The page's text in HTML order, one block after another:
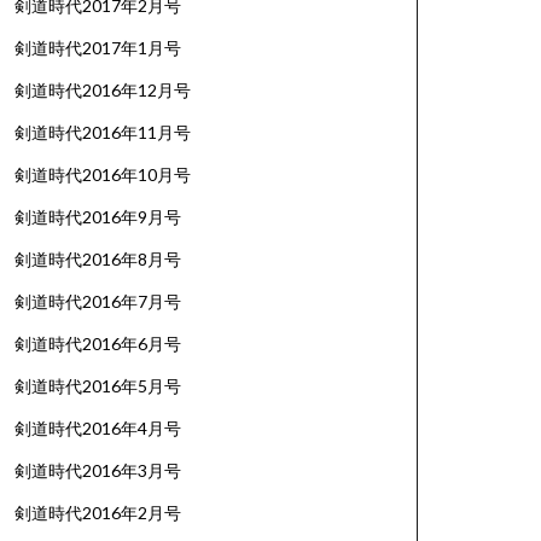
剣道時代2017年2月号
剣道時代2017年1月号
剣道時代2016年12月号
剣道時代2016年11月号
剣道時代2016年10月号
剣道時代2016年9月号
剣道時代2016年8月号
剣道時代2016年7月号
剣道時代2016年6月号
剣道時代2016年5月号
剣道時代2016年4月号
剣道時代2016年3月号
剣道時代2016年2月号